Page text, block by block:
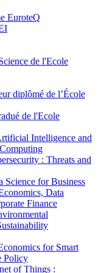
EuroteQ
de l'Ecole
diplômé de l’École
de l'Ecole
Intelligence and
: Threats and
for Business
Data
Finance
for Smart
Policy
of Things :